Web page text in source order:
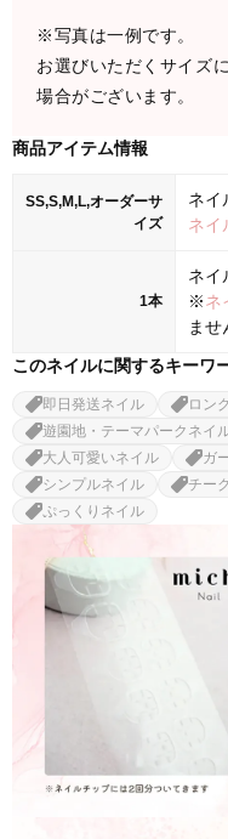
※写真は一例です。
お選びいただくサイズ
場合がございます。
商品アイテム情報
SS,S,M,L,オーダーサ
イズ
ネイ
ネイ
1本
ネイ
※ネ
ませ
このネイルに関するキーワ
即日発送ネイル ロン
遊園地・テーマパークネイ
大人可愛いネイル
ガ
シンプルネイル
チー
ぷっくりネイル